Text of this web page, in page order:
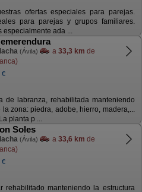
ofertas especiales para parejas.
para parejas y grupos familiares.
especialmente ada ...
(Ávila) a 33,3 km de
€
de labranza, rehabilitada manteniendo
la zona: piedra, adobe, hierro, madera,...
planta p ...
Soles
(Ávila) a 33,6 km de
€
rehabilitado manteniendo la estructura